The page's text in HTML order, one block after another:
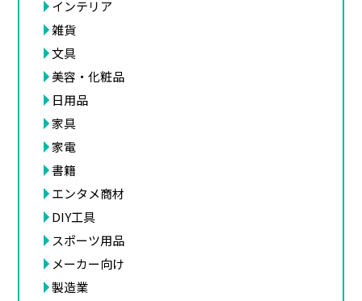
インテリア
雑貨
文具
美容・化粧品
日用品
家具
家電
書籍
エンタメ商材
DIY工具
スポーツ用品
メーカー向け
製造業